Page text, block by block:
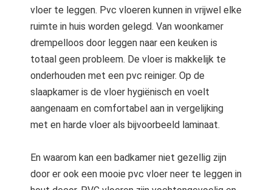
vloer te leggen. Pvc vloeren kunnen in vrijwel elke
ruimte in huis worden gelegd. Van woonkamer
drempelloos door leggen naar een keuken is
totaal geen probleem. De vloer is makkelijk te
onderhouden met een pvc reiniger. Op de
slaapkamer is de vloer hygiënisch en voelt
aangenaam en comfortabel aan in vergelijking
met en harde vloer als bijvoorbeeld laminaat.
En waarom kan een badkamer niet gezellig zijn
door er ook een mooie pvc vloer neer te leggen in